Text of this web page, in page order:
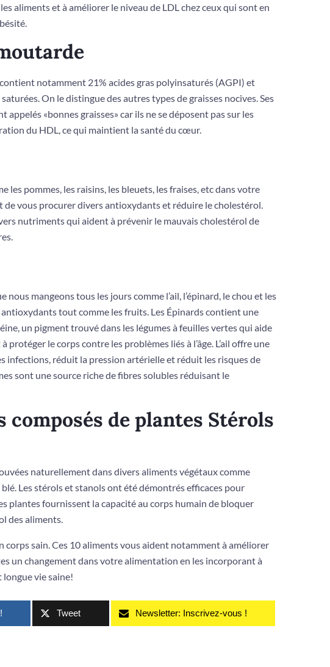
aliments et à améliorer le niveau de LDL chez ceux qui sont en
notamment 21% acides gras polyinsaturés (AGPI) et
On le distingue des autres types de graisses nocives. Ses
appelés «bonnes graisses» car ils ne se déposent pas sur les
du HDL, ce qui maintient la santé du cœur.
les pommes, les raisins, les bleuets, les fraises, etc dans votre
vous procurer divers antioxydants et réduire le cholestérol.
nutriments qui aident à prévenir le mauvais cholestérol de
nous mangeons tous les jours comme l’ail, l’épinard, le chou et les
tout comme les fruits. Les Épinards contient une
un pigment trouvé dans les légumes à feuilles vertes qui aide
protéger le corps contre les problèmes liés à l’âge. L’ail offre une
infections, réduit la pression artérielle et réduit les risques de
sont une source riche de fibres solubles réduisant le
composés de plantes Stérols
naturellement dans divers aliments végétaux comme
blé. Les stérols et stanols ont été démontrés efficaces pour
plantes fournissent la capacité au corps humain de bloquer
des aliments.
corps sain. Ces 10 aliments vous aident notamment à améliorer
un changement dans votre alimentation en les incorporant à
vie saine!
Tweet Newsletter: Inscrivez-vous !